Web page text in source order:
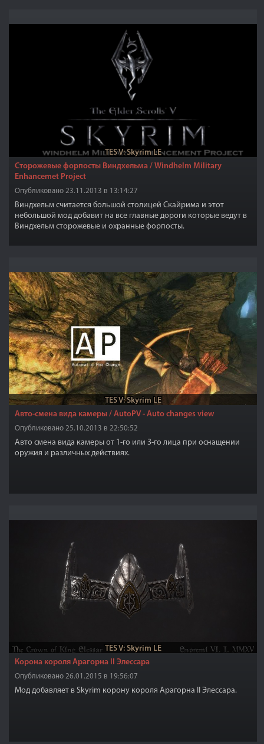
TES V: Skyrim LE
Сторожевые форпосты Виндхельма / Windhelm Military
Enhancemet Project
Опубликовано 23.11.2013 в 13:14:27
Виндхельм считается большой столицей Скайрима и этот
небольшой мод добавит на все главные дороги которые ведут в
Виндхельм сторожевые и охранные форпосты.
TES V: Skyrim LE
Авто-смена вида камеры / AutoPV - Auto changes view
Опубликовано 25.10.2013 в 22:50:52
Авто смена вида камеры от 1-го или 3-го лица при оснащении
оружия и различных действиях.
TES V: Skyrim LE
Корона короля Арагорна II Элессара
Опубликовано 26.01.2015 в 19:56:07
Мод добавляет в Skyrim корону короля Арагорна II Элессара.